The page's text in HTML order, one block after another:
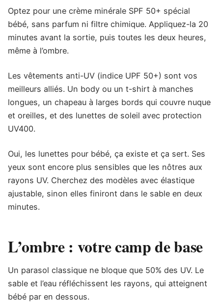
Optez pour une crème minérale SPF 50+ spécial
bébé, sans parfum ni filtre chimique. Appliquez-la 20
minutes avant la sortie, puis toutes les deux heures,
même à l’ombre.
Les vêtements anti-UV (indice UPF 50+) sont vos
meilleurs alliés. Un body ou un t-shirt à manches
longues, un chapeau à larges bords qui couvre nuque
et oreilles, et des lunettes de soleil avec protection
UV400.
Oui, les lunettes pour bébé, ça existe et ça sert. Ses
yeux sont encore plus sensibles que les nôtres aux
rayons UV. Cherchez des modèles avec élastique
ajustable, sinon elles finiront dans le sable en deux
minutes.
L’ombre : votre camp de base
Un parasol classique ne bloque que 50% des UV. Le
sable et l’eau réfléchissent les rayons, qui atteignent
bébé par en dessous.